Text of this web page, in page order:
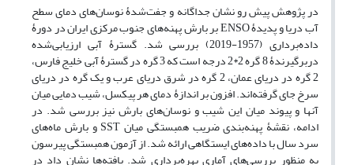
در پژوهش پیش رو نشان جداگانه و جفت‌شدۀ نوسان‌های دمای سطح
آب دریا و پدیدۀ ENSO بر بارش پهنه‌های جنوب مرکزی ایران در دورۀ
داده‌برداری (1957-2019) بررسی شد. گسترۀ آبی ارزیابی‌شده
در‌برگیرندۀ 8 گره 2*2 درجه است که 3 گره در گسترۀ آبی خلیج فارس،
2 گره در دریای عمان، 2 گره در شرق دریای عرب و یک گره در دریای
سرخ جای گرفته‌اند. افزون بر اندازۀ دمای هر پیکسل، شیب دمایی میان
آنها و پیوند میان این شیب و نوسان‌های بارش نیز بررسی شد. در
ادامه، نقشۀ پهنه‌بندی ضریب همبستگی میان SST و بارش ماه‌های
سرد سال با داده‌های ایستگاهی ارائه شد. از آزمون‌ همبستگی پیرسون
به منظور بررسی‌های آماری بهره‌برداری شد. یافته‌ها نشان داد در